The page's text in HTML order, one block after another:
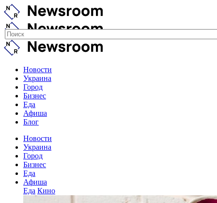
Новости
Украина
Город
Бизнес
Еда
Афиша
Блог
Новости
Украина
Город
Бизнес
Еда
Афиша
Еда Кино